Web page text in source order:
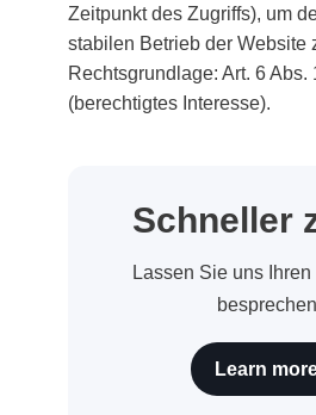
Zeitpunkt des Zugriffs), um
stabilen Betrieb der Website
Rechtsgrundlage: Art. 6 Abs.
(berechtigtes Interesse).
Schneller
Lassen Sie uns
besprechen
Learn